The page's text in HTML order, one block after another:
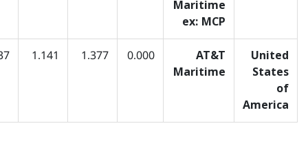
Maritime
ex: MCP
United
States
of
America
AT&T
Maritime
0.000
1.377
1.141